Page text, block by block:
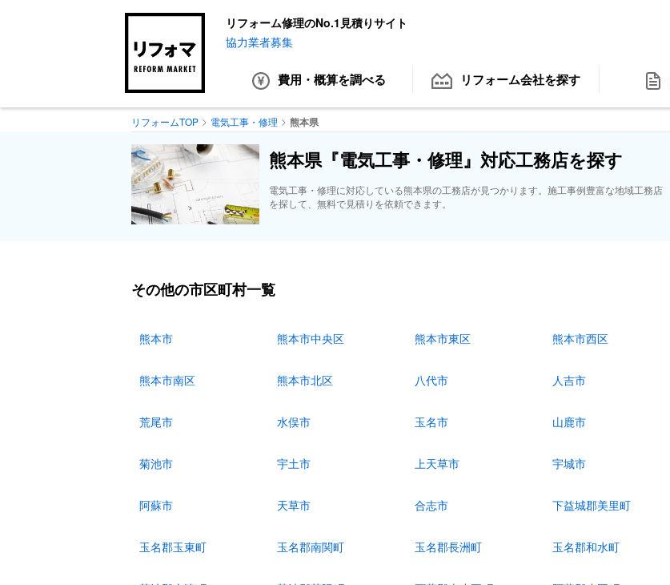
リフォーム修理のNo.1見積りサイト
協力業者募集
費用・概算を調べる リフォーム会社を探す
リフォームTOP 電気工事・修理 熊本県
熊本県『電気工事・修理』対応工務店を探す
電気工事・修理に対応している熊本県の工務店が見つかります。施工事例豊富な地域工務店
を探して、無料で見積りを依頼できます。
その他の市区町村一覧
熊本市 熊本市中央区 熊本市東区 熊本市西区
熊本市南区 熊本市北区 八代市 人吉市
荒尾市 水俣市 玉名市 山鹿市
菊池市 宇土市 上天草市 宇城市
阿蘇市 天草市 合志市 下益城郡美里町
玉名郡玉東町 玉名郡南関町 玉名郡長洲町 玉名郡和水町